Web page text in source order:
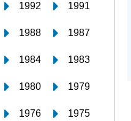
1992 1991
1988 1987
1984 1983
1980 1979
1976 1975